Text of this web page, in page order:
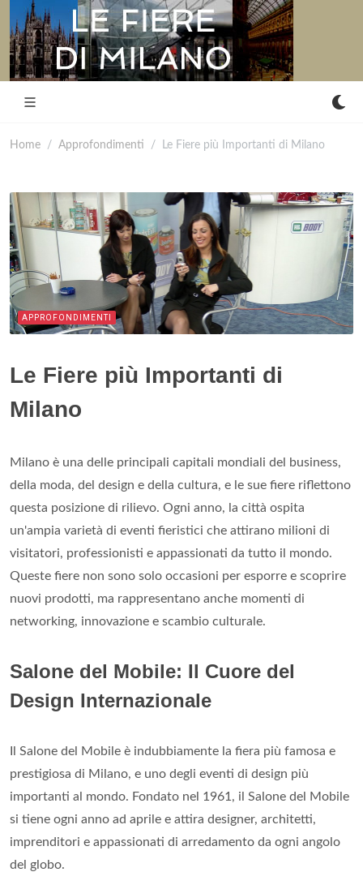
Home Approfondimenti Le Fiere più Importanti di Milano
APPROFONDIMENTI
Le Fiere più Importanti di
Milano
Milano è una delle principali capitali mondiali del business,
della moda, del design e della cultura, e le sue fiere riflettono
questa posizione di rilievo. Ogni anno, la città ospita
un'ampia varietà di eventi fieristici che attirano milioni di
visitatori, professionisti e appassionati da tutto il mondo.
Queste fiere non sono solo occasioni per esporre e scoprire
nuovi prodotti, ma rappresentano anche momenti di
networking, innovazione e scambio culturale.
Salone del Mobile: Il Cuore del
Design Internazionale
Il Salone del Mobile è indubbiamente la fiera più famosa e
prestigiosa di Milano, e uno degli eventi di design più
importanti al mondo. Fondato nel 1961, il Salone del Mobile
si tiene ogni anno ad aprile e attira designer, architetti,
imprenditori e appassionati di arredamento da ogni angolo
del globo.